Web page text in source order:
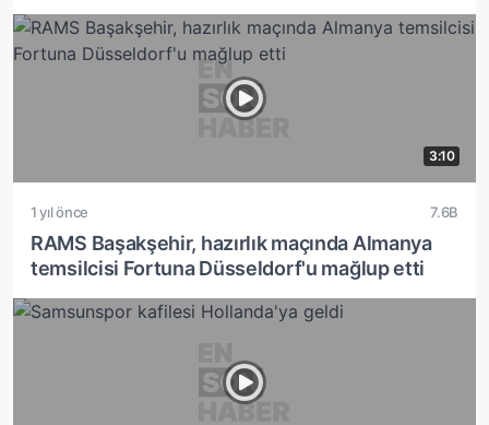
3:10
1 yıl önce 7.6B
RAMS Başakşehir, hazırlık maçında Almanya
temsilcisi Fortuna Düsseldorf'u mağlup etti